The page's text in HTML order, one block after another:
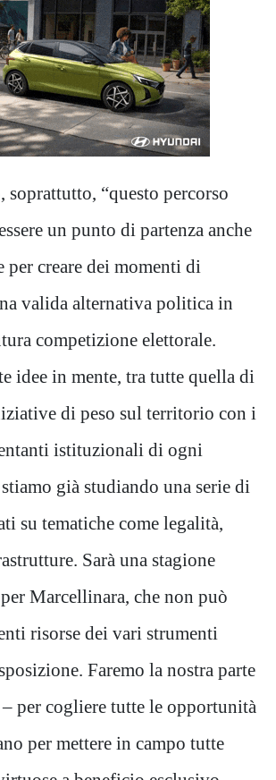
soprattutto, “questo percorso
un punto di partenza anche
creare dei momenti di
valida alternativa politica in
competizione elettorale.
idee in mente, tra tutte quella di
di peso sul territorio con i
istituzionali di ogni
già studiando una serie di
su tematiche come legalità,
Sarà una stagione
Marcellinara, che non può
risorse dei vari strumenti
Faremo la nostra parte
per cogliere tutte le opportunità
per mettere in campo tutte